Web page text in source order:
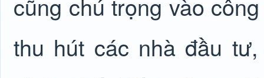
cũng chú trọng vào
thu hút các nhà đầu